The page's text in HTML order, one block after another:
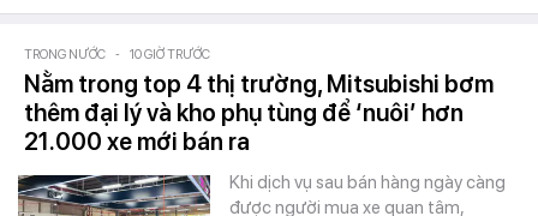
TRONG NƯỚC - 10 GIỜ TRƯỚC
Nằm trong top 4 thị trường, Mitsubishi bơm
thêm đại lý và kho phụ tùng để ‘nuôi’ hơn
21.000 xe mới bán ra
Khi dịch vụ sau bán hàng ngày càng
được người mua xe quan tâm,